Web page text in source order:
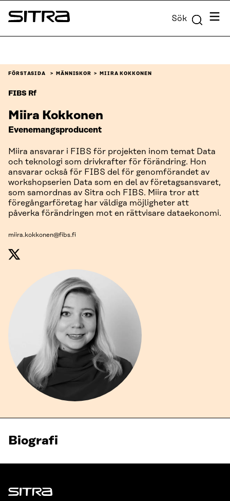
Skip to
content
Sitra Sök Meny
FÖRSTASIDA MÄNNISKOR MIIRA KOKKONEN
FIBS Rf
Miira Kokkonen
Evenemangsproducent
Miira ansvarar i FIBS för projekten inom temat Data
och teknologi som drivkrafter för förändring. Hon
ansvarar också för FIBS del för genomförandet av
workshopserien Data som en del av företagsansvaret,
som samordnas av Sitra och FIBS. Miira tror att
föregångarföretag har väldiga möjligheter att
påverka förändringen mot en rättvisare dataekonomi.
miira.kokkonen@fibs.fi
Biografi
Sitra